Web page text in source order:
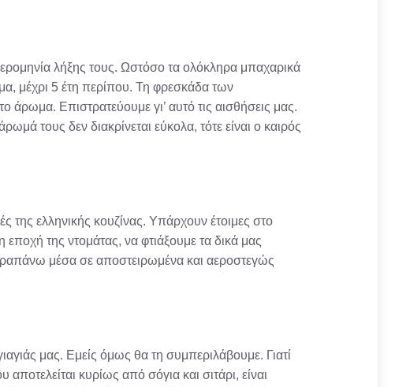
λήξης τους. Ωστόσο τα ολόκληρα μπαχαρικά
μέχρι 5 έτη περίπου. Τη φρεσκάδα των
άρωμα. Επιστρατεύουμε γι’ αυτό τις αισθήσεις μας.
τους δεν διακρίνεται εύκολα, τότε είναι ο καιρός
της ελληνικής κουζίνας. Υπάρχουν έτοιμες στο
της ντομάτας, να φτιάξουμε τα δικά μας
μέσα σε αποστειρωμένα και αεροστεγώς
μας. Εμείς όμως θα τη συμπεριλάβουμε. Γιατί
κυρίως από σόγια και σιτάρι, είναι